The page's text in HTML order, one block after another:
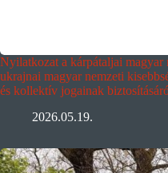
Nyilatkozat a kárpátaljai magyar
ukrajnai magyar nemzeti
és kollektív jogainak
2026.05.19.